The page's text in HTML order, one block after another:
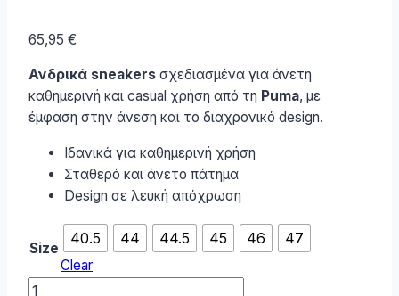
65,95 €
Ανδρικά sneakers σχεδιασμένα για άνετη
καθημερινή και casual χρήση από τη Puma, με
έμφαση στην άνεση και το διαχρονικό design.
Ιδανικά για καθημερινή χρήση
Σταθερό και άνετο πάτημα
Design σε λευκή απόχρωση
Size
40.5 44 44.5 45 46 47
Clear
Puma